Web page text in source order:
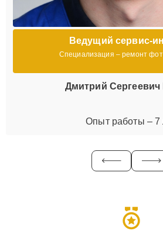
Ведущий сервис-
Специализация – ремонт
Дмитрий Сергеевич
Опыт работы – 7